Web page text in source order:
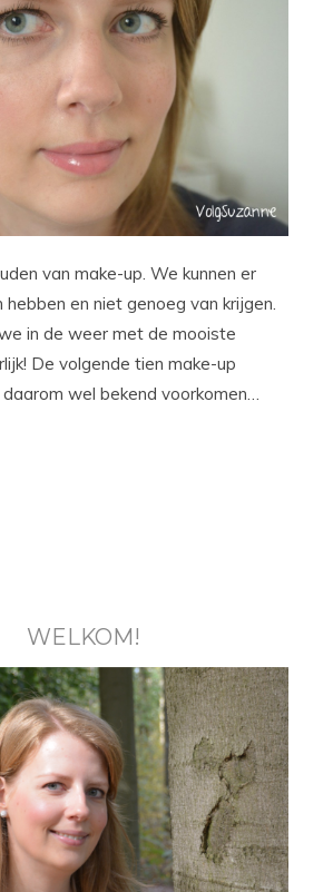
van make-up. We kunnen er
en niet genoeg van krijgen.
in de weer met de mooiste
De volgende tien make-up
wel bekend voorkomen…
WELKOM!